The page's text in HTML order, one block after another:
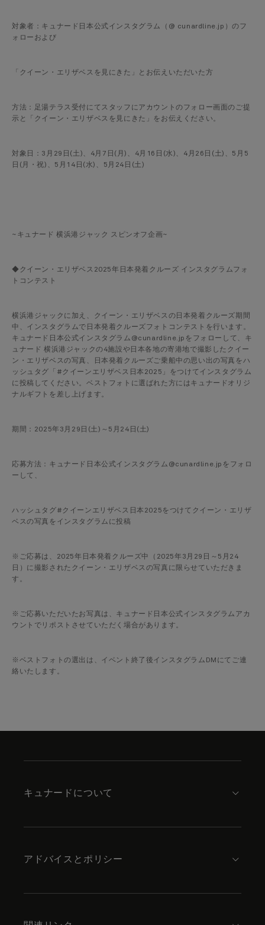
対象者：キュナード日本公式インスタグラム（@ cunardline.jp）のフ
ォローおよび
「クイーン・エリザベスを見にきた」とお伝えいただいた方
方法：足湯テラス受付にてスタッフにアカウントのフォロー画面のご提
示と「クイーン・エリザベスを見にきた」をお伝えください。
対象日：3月29日(土)、4月7日(月)、4月16日(水)、4月26日(土)、5月5
日(月・祝)、5月14日(水)、5月24日(土)
~キュナード 横浜港ジャック スピンオフ企画~
◆クイーン・エリザベス2025年日本発着クルーズ インスタグラムフォ
トコンテスト
横浜港ジャックに加え、クイーン・エリザベスの日本発着クルーズ期間
中、インスタグラムで日本発着クルーズフォトコンテストを行います。
キュナード日本公式インスタグラム@cunardline.jpをフォローして、キ
ュナード 横浜港ジャックの4施設や日本各地の寄港地で撮影したクイー
ン・エリザベスの写真、日本発着クルーズご乗船中の思い出の写真をハ
ッシュタグ「#クイーンエリザベス日本2025」をつけてインスタグラム
に投稿してください。ベストフォトに選ばれた方にはキュナードオリジ
ナルギフトを差し上げます。
期間：2025年3月29日(土)～5月24日(土)
応募方法：キュナード日本公式インスタグラム@cunardline.jpをフォロ
ーして、
ハッシュタグ#クイーンエリザベス日本2025をつけてクイーン・エリザ
ベスの写真をインスタグラムに投稿
※ご応募は、2025年日本発着クルーズ中（2025年3月29日～5月24
日）に撮影されたクイーン・エリザベスの写真に限らせていただきま
す。
※ご応募いただいたお写真は、キュナード日本公式インスタグラムアカ
ウントでリポストさせていただく場合があります。
※ベストフォトの選出は、イベント終了後インスタグラムDMにてご連
絡いたします。
キュナードについて
アドバイスとポリシー